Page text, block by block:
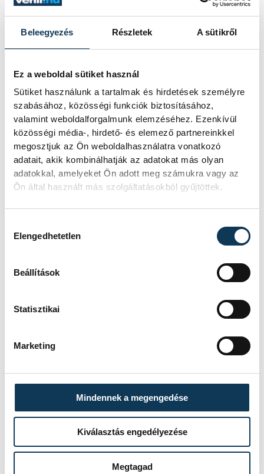
Beleegyezés Részletek A sütikről
Ez a weboldal sütiket használ
Sütiket használunk a tartalmak és hirdetések személyre
szabásához, közösségi funkciók biztosításához,
valamint weboldalforgalmunk elemzéséhez. Ezenkívül
közösségi média-, hirdető- és elemező partnereinkkel
megosztjuk az Ön weboldalhasználatra vonatkozó
adatait, akik kombinálhatják az adatokat más olyan
adatokkal, amelyeket Ön adott meg számukra vagy az
Ön által használt más szolgáltatásokból gyűjtöttek.
Elengedhetetlen
Beállítások
Statisztikai
Marketing
Mindennek a megengedése
Kiválasztás engedélyezése
Megtagad
köszönhető, hogy bejutottunk a legjobb
nyolcba" - mutatott rá a pontszerzés
kulcsára.
Kitért arra is, hogy az Európa-bajnoki
bronzérmes csapathoz képest kilenc új
játékos is van a keretben, akiknek bele kell
szokniuk a világversenyek hangulatába, a
kiélezett, döntetlenkörüli állásokba,
márpedig ez rutin nélkül nehéz, erről
nyertek most fontos tapasztalatot.
A magyar csapat tagjai a német-holland
közös rendezésű női kézilabda-
világbajnokság középdöntőjének 2.
fordulójában játszott Japán - Magyarország
mérkőzés után Rotterdamban 2025.